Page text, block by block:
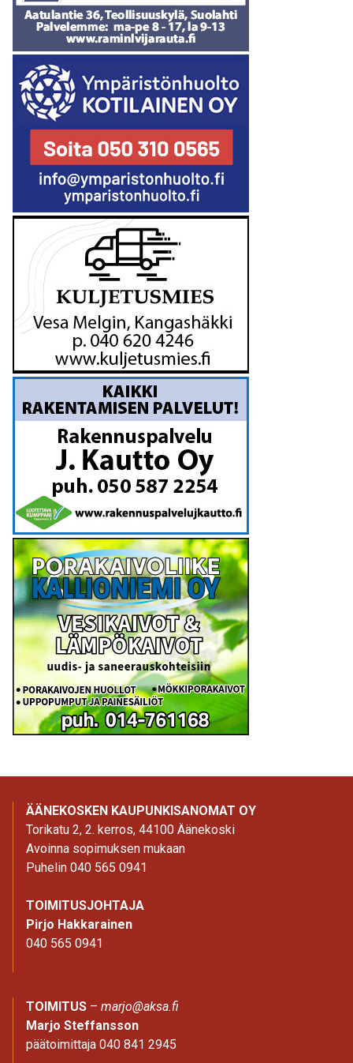
ÄÄNEKOSKEN KAUPUNKISANOMAT OY
Torikatu 2, 2. kerros, 44100 Äänekoski
Avoinna sopimuksen mukaan
Puhelin 040 565 0941
TOIMITUSJOHTAJA
Pirjo Hakkarainen
040 565 0941
TOIMITUS – marjo@aksa.fi
Marjo Steffansson
päätoimittaja 040 841 2945